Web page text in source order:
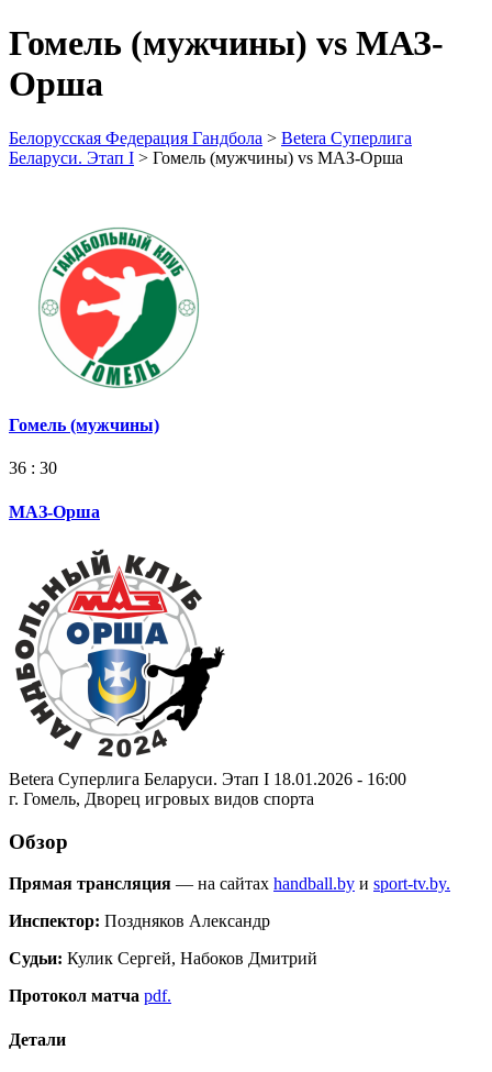
Гомель (мужчины) vs МАЗ-
Орша
Белорусская Федерация Гандбола > Betera Суперлига
Беларуси. Этап I > Гомель (мужчины) vs МАЗ-Орша
Гомель (мужчины)
36 : 30
МАЗ-Орша
Betera Суперлига Беларуси. Этап I 18.01.2026 - 16:00
г. Гомель, Дворец игровых видов спорта
Обзор
Прямая трансляция — на сайтах handball.by и sport-tv.by.
Инспектор: Поздняков Александр
Судьи: Кулик Сергей, Набоков Дмитрий
Протокол матча pdf.
Детали